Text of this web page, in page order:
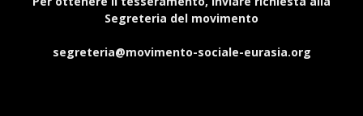
Segreteria del movimento
segreteria@movimento-sociale-eurasia.org